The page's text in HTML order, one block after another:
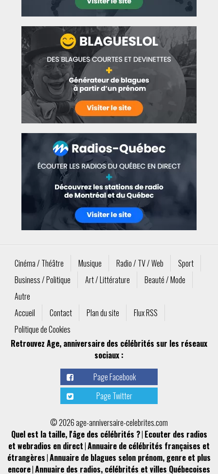
Cinéma / Théâtre Musique Radio / TV / Web
Sport
Business / Politique
Art / Littérature
Beauté / Mode
Autre
Accueil
Contact Plan du site
Flux RSS
Politique de Cookies
Retrouvez Age, anniversaire des célébrités sur les réseaux
sociaux :
Page Facebook
Page Twitter
© 2026 age-anniversaire-celebrites.com
Quel est la taille, l'âge des célébrités ?| Ecouter des radios
et webradios en direct|Annuaire de célébrités françaises et
étrangères|Annuaire de blagues selon prénom, genre et plus
encore|Annuaire des radios, célébrités et villes Québecoises